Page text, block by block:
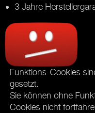
3 Jahre
Funktions-Cookies
gesetzt.
Sie können ohne
Cookies nicht